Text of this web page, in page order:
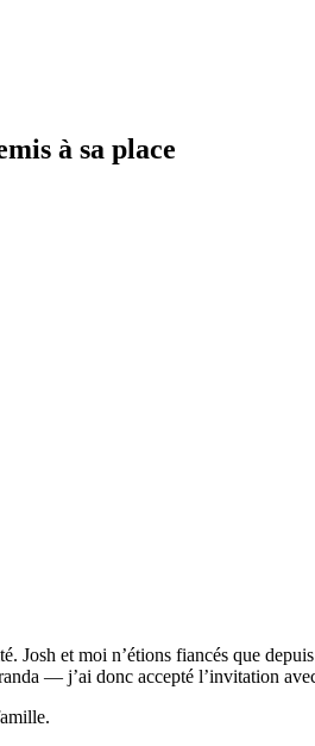
à sa place
Josh et moi n’étions fiancés que
— j’ai donc accepté l’invitation